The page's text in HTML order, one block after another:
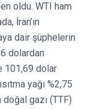
oldu. WTI ham
İran’ın
dair şüphelerin
dolardan
101,69 dolar
yağı %2,75
gazı (TTF)